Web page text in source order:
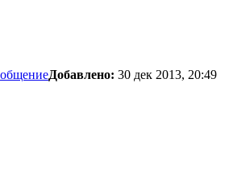
Добавлено: 30 дек 2013, 20:49